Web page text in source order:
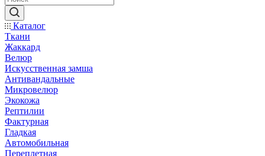
Каталог
Ткани
Жаккард
Велюр
Искусственная замша
Антивандальные
Микровелюр
Экокожа
Рептилии
Фактурная
Гладкая
Автомобильная
Переплетная